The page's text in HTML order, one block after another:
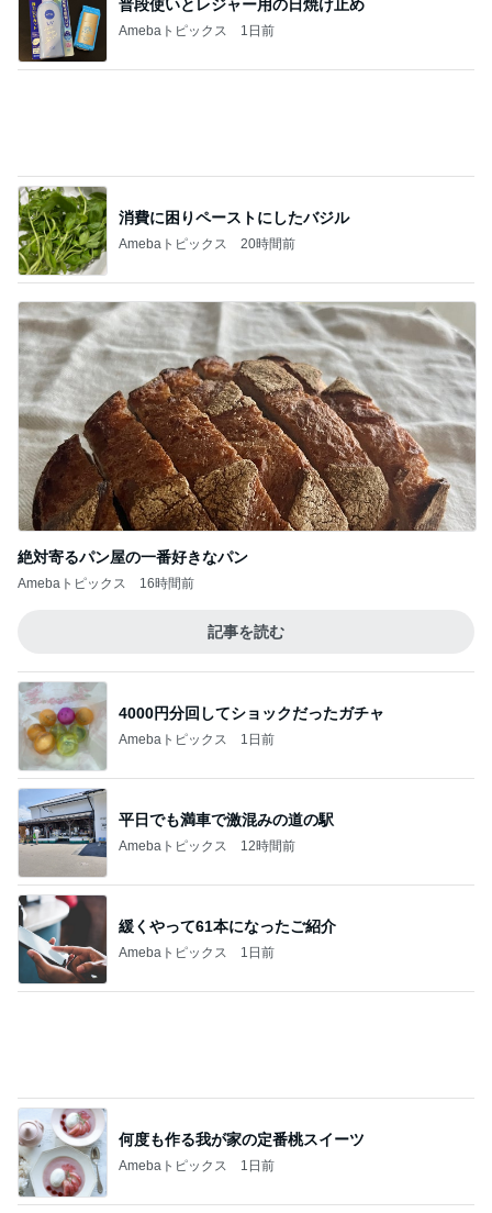
Amebaトピックス 1日前
緩くやって61本になったご紹介
Amebaトピックス 1日前
何度も作る我が家の定番桃スイーツ
Amebaトピックス 1日前
Amebaトピックス
記事を読む
だいた 母の退院に向け部屋を片付け
Amebaトピックス 1日前
ジャンル人気記事ランキング
猫との生活
589話 「経験を生かす」という言葉は猫様
2
うちの魔王さま。